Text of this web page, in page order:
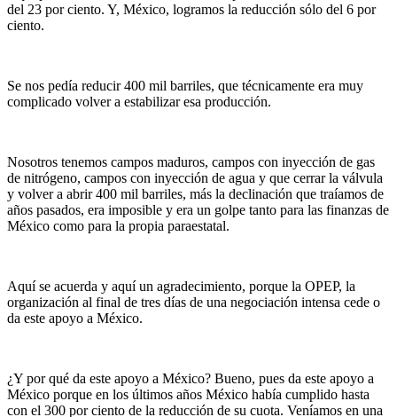
del 23 por ciento. Y, México, logramos la reducción sólo del 6 por
ciento.
Se nos pedía reducir 400 mil barriles, que técnicamente era muy
complicado volver a estabilizar esa producción.
Nosotros tenemos campos maduros, campos con inyección de gas
de nitrógeno, campos con inyección de agua y que cerrar la válvula
y volver a abrir 400 mil barriles, más la declinación que traíamos de
años pasados, era imposible y era un golpe tanto para las finanzas de
México como para la propia paraestatal.
Aquí se acuerda y aquí un agradecimiento, porque la OPEP, la
organización al final de tres días de una negociación intensa cede o
da este apoyo a México.
¿Y por qué da este apoyo a México? Bueno, pues da este apoyo a
México porque en los últimos años México había cumplido hasta
con el 300 por ciento de la reducción de su cuota. Veníamos en una